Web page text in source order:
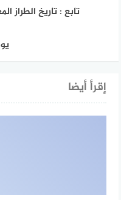
تابع : تاريخ الطراز
إقرأ أيضا